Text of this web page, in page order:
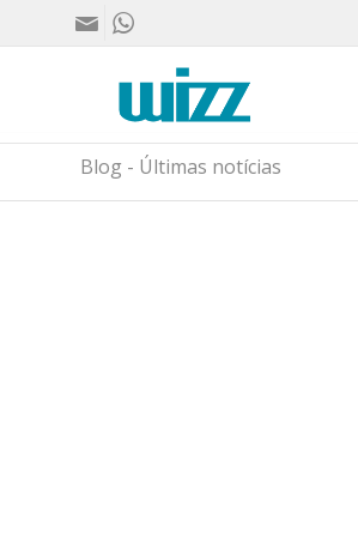
Blog - Últimas notícias